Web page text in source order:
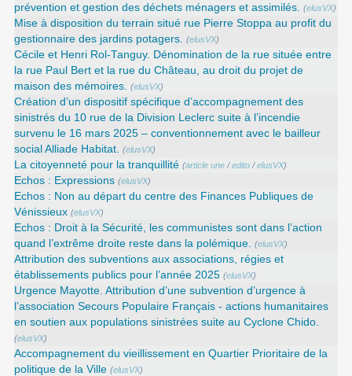
prévention et gestion des déchets ménagers et assimilés.
(elusVX)
Mise à disposition du terrain situé rue Pierre Stoppa au profit du
gestionnaire des jardins potagers.
(elusVX)
Cécile et Henri Rol-Tanguy. Dénomination de la rue située entre
la rue Paul Bert et la rue du Château, au droit du projet de
maison des mémoires.
(elusVX)
Création d’un dispositif spécifique d’accompagnement des
sinistrés du 10 rue de la Division Leclerc suite à l’incendie
survenu le 16 mars 2025 – conventionnement avec le bailleur
social Alliade Habitat.
(elusVX)
La citoyenneté pour la tranquillité (article une /edito /elusVX)
Echos : Expressions (elusVX)
Echos : Non au départ du centre des Finances Publiques de
Vénissieux (elusVX)
Echos : Droit à la Sécurité, les communistes sont dans l’action
quand l’extrême droite reste dans la polémique.
(elusVX)
Attribution des subventions aux associations, régies et
établissements publics pour l’année 2025 (elusVX)
Urgence Mayotte. Attribution d’une subvention d’urgence à
l’association Secours Populaire Français - actions humanitaires
en soutien aux populations sinistrées suite au Cyclone Chido.
(elusVX)
Accompagnement du vieillissement en Quartier Prioritaire de la
politique de la Ville (elusVX)